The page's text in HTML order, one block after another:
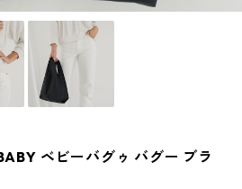
ベビーバグゥ バグー ブラ